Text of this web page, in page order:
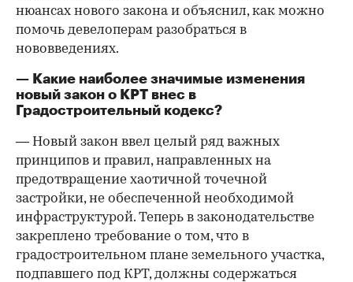
нюансах нового закона и объяснил, как можно
помочь девелоперам разобраться в
нововведениях.
— Какие наиболее значимые изменения
новый закон о КРТ внес в
Градостроительный кодекс?
— Новый закон ввел целый ряд важных
принципов и правил, направленных на
предотвращение хаотичной точечной
застройки, не обеспеченной необходимой
инфраструктурой. Теперь в законодательстве
закреплено требование о том, что в
градостроительном плане земельного участка,
подпавшего под КРТ, должны содержаться